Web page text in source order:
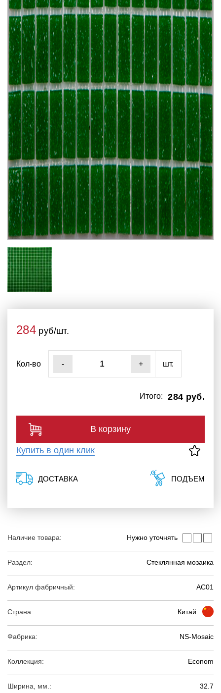
Наличие товара: Нужно уточнять
Раздел: Стеклянная мозаика
Артикул фабричный: AC01
Страна: Китай
Фабрика: NS-Mosaic
Коллекция: Econom
Ширина, мм.: 32.7
284 руб/шт.
Кол-во - + шт.
284 руб.
Итого:
В корзину
Купить в один клик
ДОСТАВКА ПОДЪЕМ